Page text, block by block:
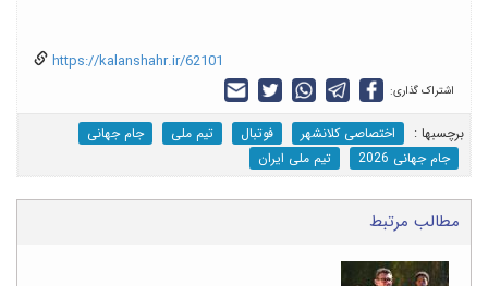
https://kalanshahr.ir/62101
اشتراک گذاری:
برچسب‎ها : اختصاصی کلانشهر فوتبال تیم ملی
جام جهانی
جام جهانی 2026
تیم ملی ایران
مطالب مرتبط